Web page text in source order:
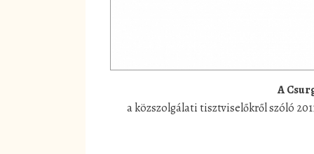
A
a közszolgálati tisztviselőkről szóló